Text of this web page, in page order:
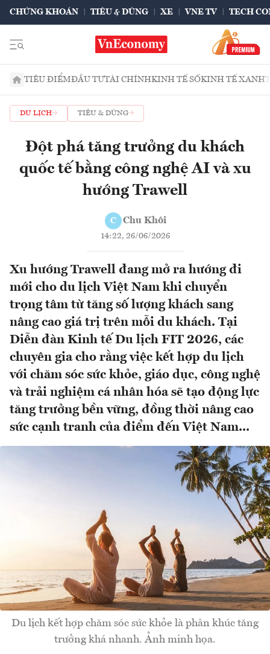
CHỨNG KHOÁN TIÊU & DÙNG XE VNE TV TECH
TIÊU ĐIỂMĐẦU TƯTÀI CHÍNHKINH TẾ SỐKINH TẾ XANH
DU LỊCH TIÊU & DÙNG
Đột phá tăng trưởng du khách
quốc tế bằng công nghệ AI và xu
hướng Trawell
C Chu Khôi
14:22, 26/06/2026
Xu hướng Trawell đang mở ra hướng đi
mới cho du lịch Việt Nam khi chuyển
trọng tâm từ tăng số lượng khách sang
nâng cao giá trị trên mỗi du khách. Tại
Diễn đàn Kinh tế Du lịch FIT 2026, các
chuyên gia cho rằng việc kết hợp du lịch
với chăm sóc sức khỏe, giáo dục, công nghệ
và trải nghiệm cá nhân hóa sẽ tạo động lực
tăng trưởng bền vững, đồng thời nâng cao
sức cạnh tranh của điểm đến Việt Nam...
Du lịch kết hợp chăm sóc sức khỏe là phân khúc tăng
trưởng khá nhanh. Ảnh minh họa.